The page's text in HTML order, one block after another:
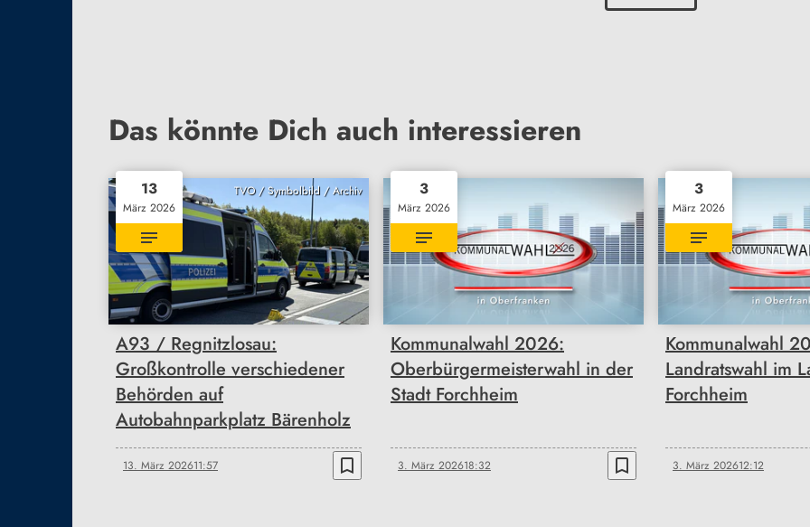
Das könnte Dich auch interessieren
TVO / Symbolbild / Archiv
13
März 2026
A93 / Regnitzlosau:
Großkontrolle verschiedener
Behörden auf
Autobahnparkplatz Bärenholz
13. März 202611:57 bookmark_border
3
März 2026
Kommunalwahl 2026:
Oberbürgermeisterwahl in der
Stadt Forchheim
3. März 202618:32 bookmark_border
3
März 2026
Kommunalwahl
Landratswahl im
Forchheim
3. März 202612:12